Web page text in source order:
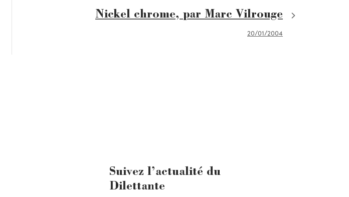
Nickel chrome, par Marc Vilrouge
20/01/2004
Suivez l’actualité du
Dilettante